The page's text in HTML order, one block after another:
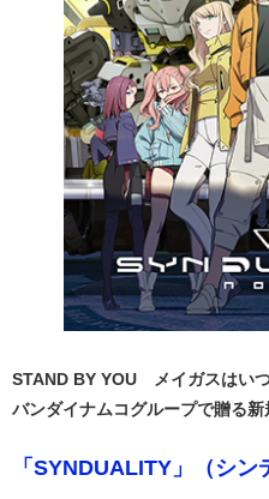
STAND BY YOU メイガスはい
バンダイナムコグループで贈る新
「SYNDUALITY」 （シン